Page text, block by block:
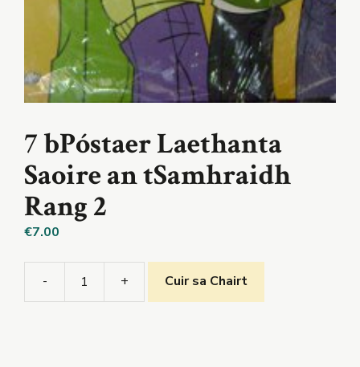
7 bPóstaer Laethanta
Saoire an tSamhraidh
Rang 2
€7.00
- + Cuir sa Chairt